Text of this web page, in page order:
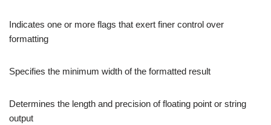
Indicates one or more flags that exert finer control over
formatting
Specifies the minimum width of the formatted result
Determines the length and precision of floating point or string
output